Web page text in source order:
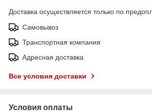
Доставка осуществляется только по
Самовывоз
Транспортная компания
Адресная доставка
Все условия доставки
Условия оплаты